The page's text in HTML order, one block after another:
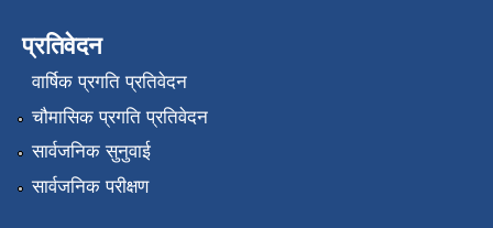
प्रतिवेदन
वार्षिक प्रगति प्रतिवेदन
चौमासिक प्रगति प्रतिवेदन
सार्वजनिक सुनुवाई
सार्वजनिक परीक्षण